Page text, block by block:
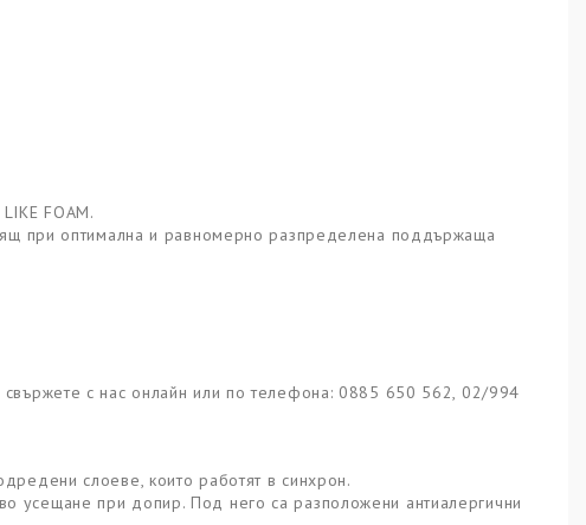
FOAM.
при оптимална и равномерно разпределена поддържаща
с нас онлайн или по телефона: 0885 650 562, 02/994
слоеве, които работят в синхрон.
усещане при допир. Под него са разположени антиалергични